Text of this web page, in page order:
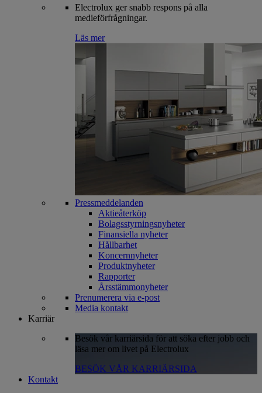
Electrolux ger snabb respons på alla
medieförfrågningar.
Läs mer
Pressmeddelanden
Aktieåterköp
Bolagsstyrningsnyheter
Finansiella nyheter
Hållbarhet
Koncernnyheter
Produktnyheter
Rapporter
Årsstämmonyheter
Prenumerera via e-post
Media kontakt
Karriär
Besök vår karriärsida för att söka efter jobb och
läsa mer om livet på Electrolux
BESÖK VÅR KARRIÄRSIDA
Kontakt